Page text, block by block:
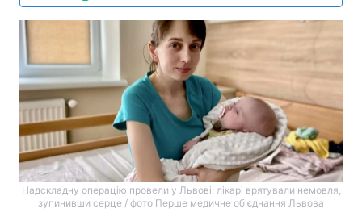
Надскладну операцію провели у Львові: лікарі врятували немовля,
зупинивши серце / фото Перше медичне об'єднання Львова